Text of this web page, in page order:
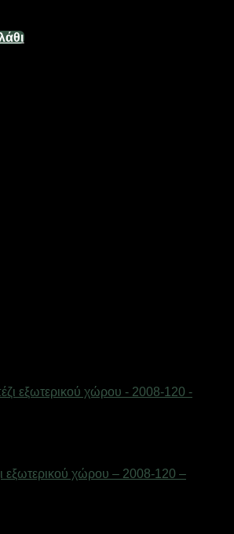
εξωτερικού χώρου – 2008-120 –